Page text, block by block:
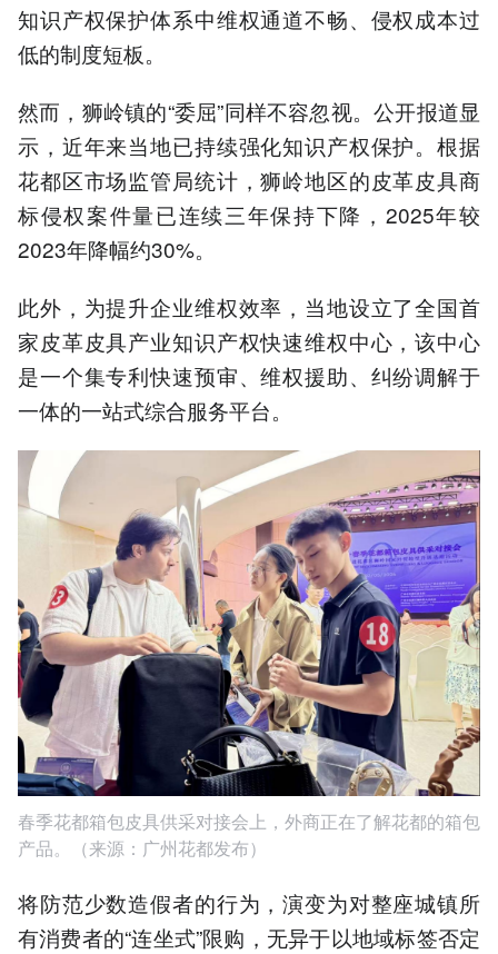
知识产权保护体系中维权通道不畅、侵权成本过
低的制度短板。
然而，狮岭镇的“委屈”同样不容忽视。公开报道显
示，近年来当地已持续强化知识产权保护。根据
花都区市场监管局统计，狮岭地区的皮革皮具商
标侵权案件量已连续三年保持下降，2025年较
2023年降幅约30%。
此外，为提升企业维权效率，当地设立了全国首
家皮革皮具产业知识产权快速维权中心，该中心
是一个集专利快速预审、维权援助、纠纷调解于
一体的一站式综合服务平台。
春季花都箱包皮具供采对接会上，外商正在了解花都的箱包
产品。（来源：广州花都发布）
将防范少数造假者的行为，演变为对整座城镇所
有消费者的“连坐式”限购，无异于以地域标签否定